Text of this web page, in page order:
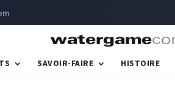
SAVOIR-FAIRE HISTOIRE